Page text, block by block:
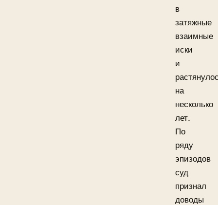
в
затяжные
взаимные
иски
и
на
несколько
лет.
По
ряду
эпизодов
суд
признал
доводы